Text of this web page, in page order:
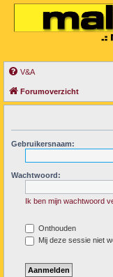
V&A
Forumoverzicht
Gebruikersnaam:
Wachtwoord:
Ik ben mijn wachtwoord
Onthouden
Mij deze sessie niet